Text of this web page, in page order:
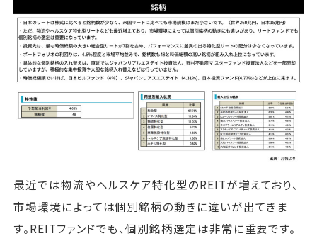
最近では物流やヘルスケア特化型のREITが増えており、
市場環境によっては個別銘柄の動きに違いが出てきま
す。REITファンドでも、個別銘柄選定は非常に重要です。